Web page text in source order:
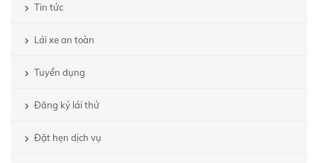
Tin tức
Lái xe an toàn
Tuyển dụng
Đăng ký lái thử
Đặt hẹn dịch vụ